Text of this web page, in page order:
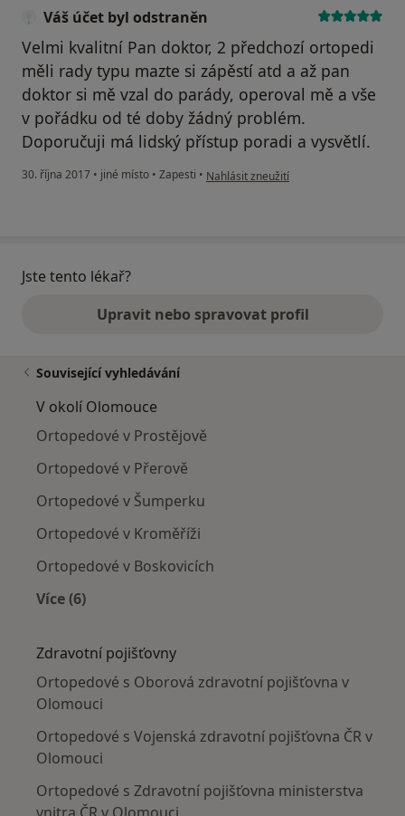
Váš účet byl odstraněn
Velmi kvalitní Pan doktor, 2 předchozí ortopedi
měli rady typu mazte si zápěstí atd a až pan
doktor si mě vzal do parády, operoval mě a vše
v pořádku od té doby žádný problém.
Doporučuji má lidský přístup poradi a vysvětlí.
30. října 2017 • jiné místo • Zapesti • podle názoru uživatele Váš účet byl
Nahlásit zneužití
Jste tento lékař?
Upravit nebo spravovat profil
Související vyhledávání
V okolí Olomouce
Ortopedové v Prostějově
Ortopedové v Přerově
Ortopedové v Šumperku
Ortopedové v Kroměříži
Ortopedové v Boskovicích
Více (6)
Zdravotní pojišťovny
Ortopedové s Oborová zdravotní pojišťovna v
Olomouci
Ortopedové s Vojenská zdravotní pojišťovna ČR v
Olomouci
Ortopedové s Zdravotní pojišťovna ministerstva